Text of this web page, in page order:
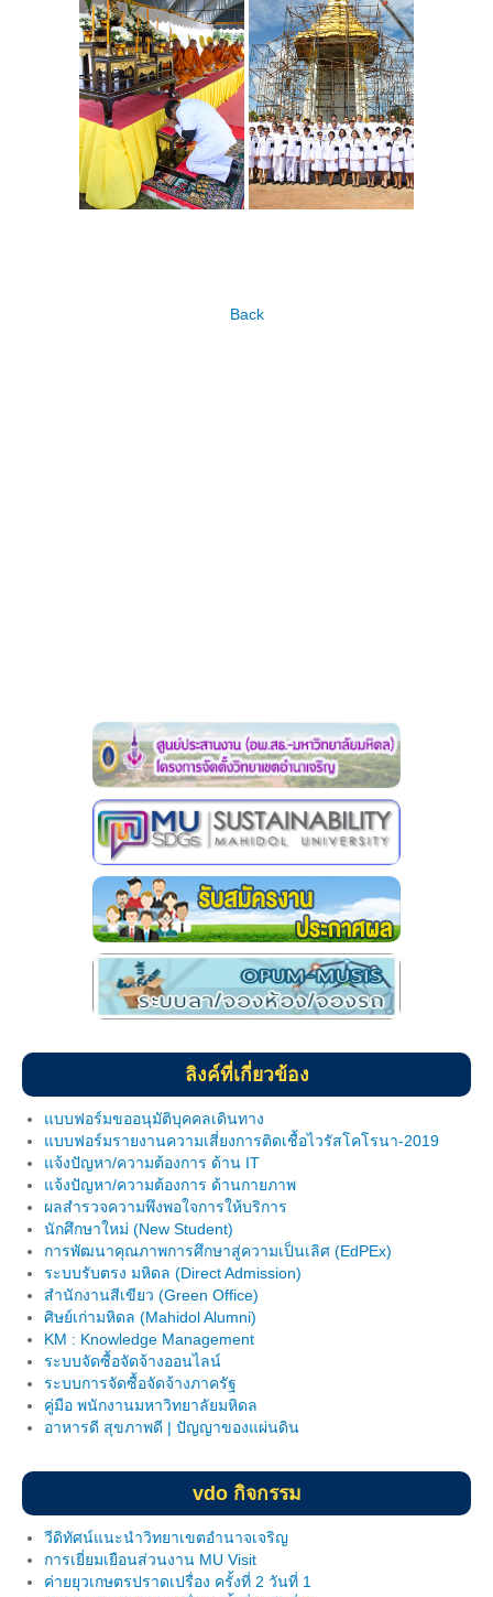
วินัยนักศึกษา
สโมสรนักศึกษา
การให้คำปรึกษา
นักศึกษาวิชาทหาร
บริการอื่นๆ
แบบฟอร์ม MOU
แบบฟอร์ม MTA
วิทยทรัพยากร
คู่มือความปลอดภัยในห้องปฏิบัติการ
Download แบบฟอร์ม
ผลงานวิจัยในพื้นที่
ฐานข้อมูลบริการวิชาการ
การดำเนินการภารกิจบริการวิชาการ
องค์ความรู้บริการวิชาการ
ความเชียวชาญของอาจารย์
Back
ลิงค์ที่เกี่ยวข้อง
แบบฟอร์มขออนุมัติบุคคลเดินทาง
แบบฟอร์มรายงานความเสี่ยงการติดเชื้อไวรัสโคโรนา-2019
แจ้งปัญหา/ความต้องการ ด้าน IT
แจ้งปัญหา/ความต้องการ ด้านกายภาพ
ผลสำรวจความพึงพอใจการให้บริการ
นักศึกษาใหม่ (New Student)
การพัฒนาคุณภาพการศึกษาสู่ความเป็นเลิศ (EdPEx)
ระบบรับตรง มหิดล (Direct Admission)
สำนักงานสีเขียว (Green Office)
ศิษย์เก่ามหิดล (Mahidol Alumni)
KM : Knowledge Management
ระบบจัดซื้อจัดจ้างออนไลน์
ระบบการจัดซื้อจัดจ้างภาครัฐ
คู่มือ พนักงานมหาวิทยาลัยมหิดล
อาหารดี สุขภาพดี | ปัญญาของแผ่นดิน
vdo กิจกรรม
วีดิทัศน์แนะนำวิทยาเขตอำนาจเจริญ
การเยี่ยมเยือนส่วนงาน MU Visit
ค่ายยุวเกษตรปราดเปรื่อง ครั้งที่ 2 วันที่ 1